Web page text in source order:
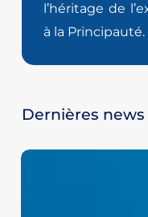
l’héritage de
à la Principauté.
Dernières news
Monaco